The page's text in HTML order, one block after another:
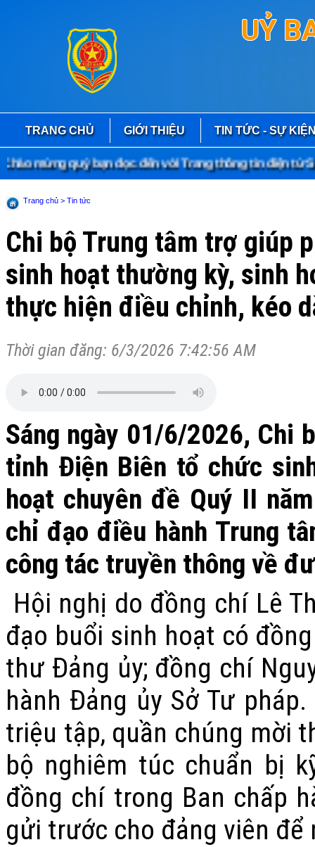
UỶ
TRANG CHỦ GIỚI THIỆU TIN TỨC - SỰ
mừng quý bạn đọc đến với Trang thông tin điện tử Sở
Trang chủ > Tin tức
Chi bộ Trung tâm trợ giúp
sinh hoạt thường kỳ, sinh
thực hiện điều chỉnh, kéo
Thời gian đăng: 6/3/2026 7:42:56 AM
Sáng ngày 01/6/2026, Chi
tỉnh Điện Biên tổ chức
hoạt chuyên đề Quý II
chỉ đạo điều hành Trung
công tác truyền thông về
Hội nghị do đồng chí Lê
đạo buổi sinh hoạt có
thư Đảng ủy; đồng chí
hành Đảng ủy Sở Tư
triệu tập, quần chúng mời
bộ nghiêm túc chuẩn bị
đồng chí trong Ban chấp
gửi trước cho đảng viên để